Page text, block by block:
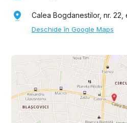
Calea Bogdanestilor, nr. 22,
Deschide în Google Maps